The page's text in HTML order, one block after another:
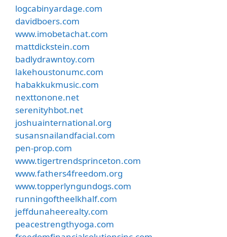
logcabinyardage.com
davidboers.com
www.imobetachat.com
mattdickstein.com
badlydrawntoy.com
lakehoustonumc.com
habakkukmusic.com
nexttonone.net
serenityhbot.net
joshuainternational.org
susansnailandfacial.com
pen-prop.com
www.tigertrendsprinceton.com
www.fathers4freedom.org
www.topperlyngundogs.com
runningoftheelkhalf.com
jeffdunaheerealty.com
peacestrengthyoga.com